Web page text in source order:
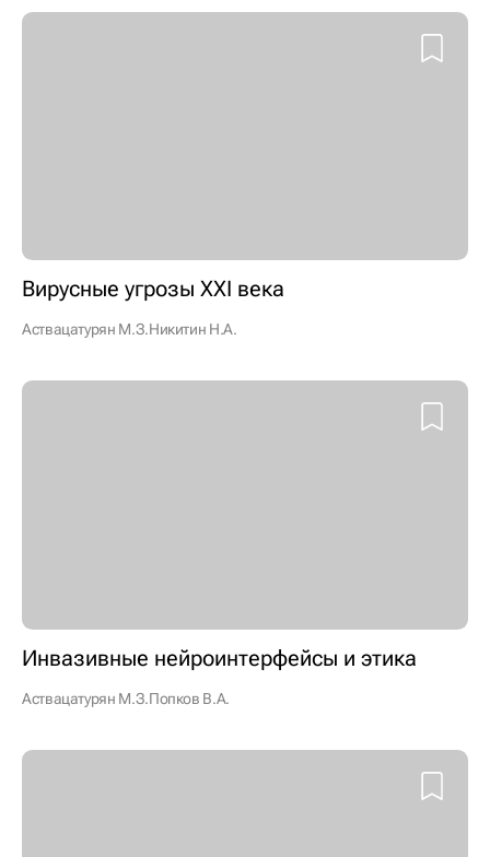
Вирусные угрозы XXI века
Аствацатурян М.З.Никитин Н.А.
Инвазивные нейроинтерфейсы и этика
Аствацатурян М.З.Попков В.А.